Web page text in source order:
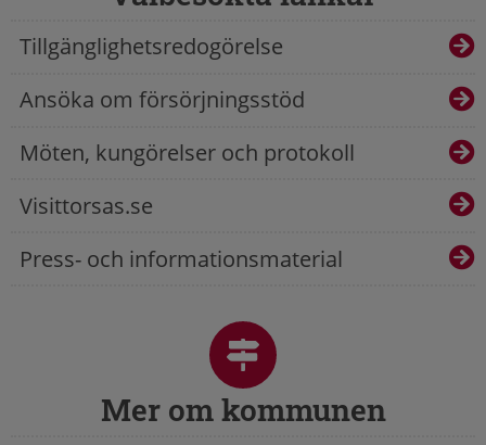
Tillgänglighetsredogörelse
Ansöka om försörjningsstöd
Möten, kungörelser och protokoll
Visittorsas.se
Press- och informationsmaterial
Mer om kommunen